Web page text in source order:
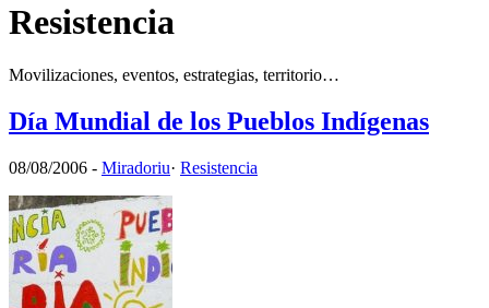
Resistencia
Movilizaciones, eventos, estrategias, territorio…
Día Mundial de los Pueblos Indígenas
08/08/2006 - Miradoriu· Resistencia